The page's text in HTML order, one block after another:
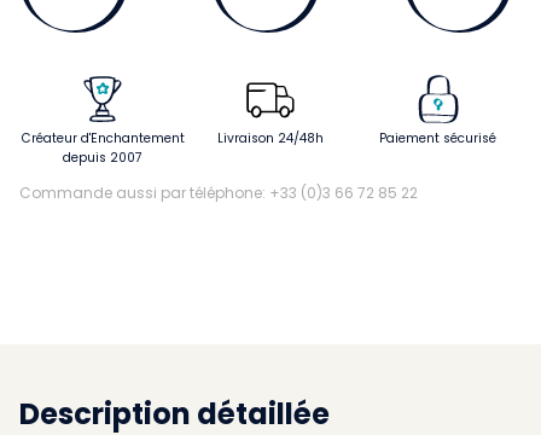
Créateur d'Enchantement
depuis 2007
Livraison 24/48h Paiement sécurisé
Commande aussi par téléphone: +33 (0)3 66 72 85 22
Description détaillée